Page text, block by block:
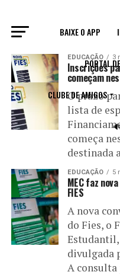
BAIXE O APP
PORTAL
CLUBE DE AMIGOS
All posts
EDUCAÇÃO 3
Inscrições
começam
O prazo
lista de
começa
destinada
EDUCAÇÃO 5
MEC faz
FIES
A nova
do Fies, o
divulgada
A consulta